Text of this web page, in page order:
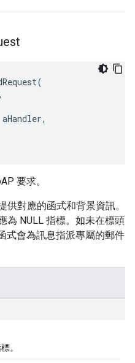
(
,
aHandler,
要求。
對應的函式和背景資訊。
為 NULL 指標。如未在標頭
式會為訊息指派專屬的郵件
。